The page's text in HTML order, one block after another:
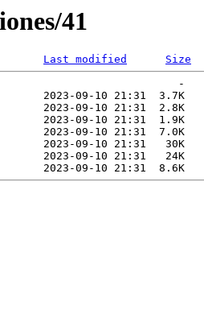
41
Last modified
Size
-
2023-09-10 21:31  3.7K
2023-09-10 21:31  2.8K
2023-09-10 21:31  1.9K
2023-09-10 21:31  7.0K
2023-09-10 21:31   30K
2023-09-10 21:31   24K